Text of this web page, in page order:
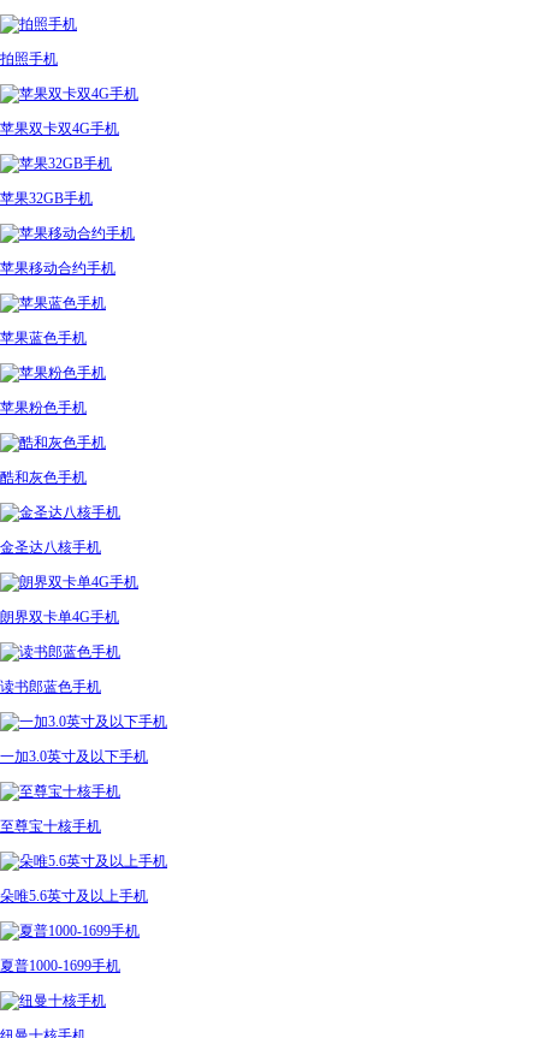
拍照手机
苹果双卡双4G手机
苹果32GB手机
苹果移动合约手机
苹果蓝色手机
苹果粉色手机
酷和灰色手机
金圣达八核手机
朗界双卡单4G手机
读书郎蓝色手机
一加3.0英寸及以下手机
至尊宝十核手机
朵唯5.6英寸及以上手机
夏普1000-1699手机